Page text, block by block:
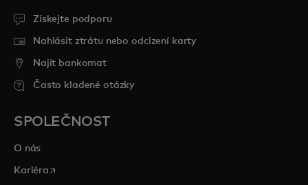
Získejte podporu
Nahlásit ztrátu nebo odcizení karty
Najít bankomat
Často kladené otázky
SPOLEČNOST
O nás
Kariéra opens in a new tab